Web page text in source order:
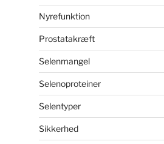
Nyrefunktion
Prostatakræft
Selenmangel
Selenoproteiner
Selentyper
Sikkerhed